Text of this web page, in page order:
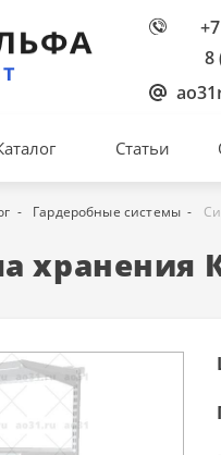
8
Статьи
Гардеробные системы
хранения